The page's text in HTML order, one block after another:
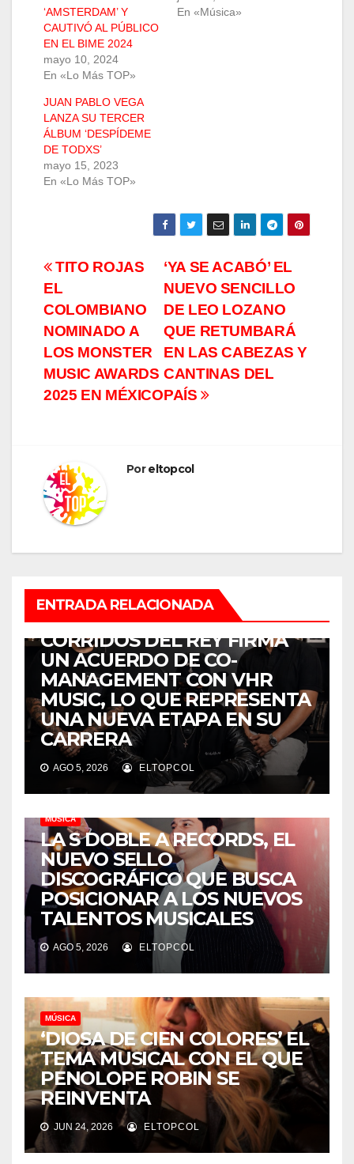
‘AMSTERDAM’ Y
CAUTIVÓ AL PÚBLICO
EN EL BIME 2024
mayo 10, 2024
En «Lo Más TOP»
En «Música»
JUAN PABLO VEGA
LANZA SU TERCER
ÁLBUM ‘DESPÍDEME
DE TODXS’
mayo 15, 2023
En «Lo Más TOP»
Navegación
de
entradas
‘YA SE ACABÓ’ EL
NUEVO SENCILLO
DE LEO LOZANO
QUE RETUMBARÁ
EN LAS CABEZAS Y
CANTINAS DEL
PAÍS
TITO ROJAS
EL
COLOMBIANO
NOMINADO A
LOS MONSTER
MUSIC AWARDS
2025 EN MÉXICO
Poreltopcol
ENTRADA RELACIONADA
CORRIDOS DEL REY FIRMA
UN ACUERDO DE CO-
MANAGEMENT CON VHR
MUSIC, LO QUE REPRESENTA
UNA NUEVA ETAPA EN SU
CARRERA
AGO 5, 2026 ELTOPCOL
MÚSICA
LA S DOBLE A RECORDS, EL
NUEVO SELLO
DISCOGRÁFICO QUE BUSCA
POSICIONAR A LOS NUEVOS
TALENTOS MUSICALES
AGO 5, 2026 ELTOPCOL
MÚSICA
‘DIOSA DE CIEN COLORES’ EL
TEMA MUSICAL CON EL QUE
PENOLOPE ROBIN SE
REINVENTA
JUN 24, 2026 ELTOPCOL